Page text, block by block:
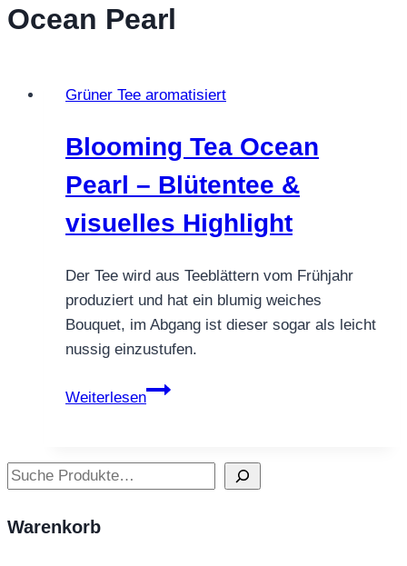
Ocean Pearl
Grüner Tee aromatisiert
Blooming Tea Ocean
Pearl – Blütentee &
visuelles Highlight
Der Tee wird aus Teeblättern vom Frühjahr
produziert und hat ein blumig weiches
Bouquet, im Abgang ist dieser sogar als leicht
nussig einzustufen.
Weiterlesen
Blooming
Pearl
–
Suchen
Warenkorb